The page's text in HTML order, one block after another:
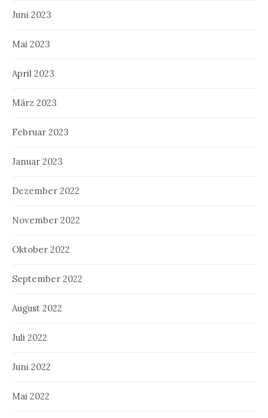
Juni 2023
Mai 2023
April 2023
März 2023
Februar 2023
Januar 2023
Dezember 2022
November 2022
Oktober 2022
September 2022
August 2022
Juli 2022
Juni 2022
Mai 2022